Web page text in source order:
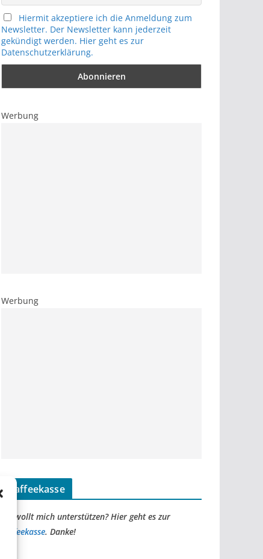
Hiermit akzeptiere ich die Anmeldung zum
Newsletter. Der Newsletter kann jederzeit
gekündigt werden. Hier geht es zur
Datenschutzerklärung.
Werbung
Werbung
Kaffeekasse
Ihr wollt mich unterstützen? Hier geht es zur
Kaffeekasse. Danke!